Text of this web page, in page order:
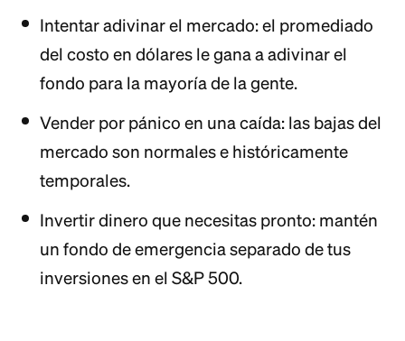
Intentar adivinar el mercado: el promediado
del costo en dólares le gana a adivinar el
fondo para la mayoría de la gente.
Vender por pánico en una caída: las bajas del
mercado son normales e históricamente
temporales.
Invertir dinero que necesitas pronto: mantén
un fondo de emergencia separado de tus
inversiones en el S&P 500.